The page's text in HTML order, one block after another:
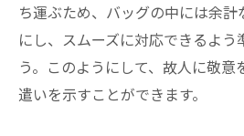
ち運ぶため、バッグの中には余
にし、スムーズに対応できるよう
う。このようにして、故人に敬
遣いを示すことができます。